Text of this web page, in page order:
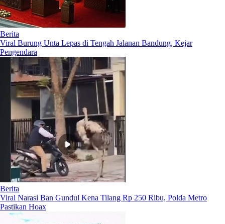
Berita
Viral Burung Unta Lepas di Tengah Jalanan Bandung, Kejar
Pengendara
Berita
Viral Narasi Ban Gundul Kena Tilang Rp 250 Ribu, Polda Metro
Pastikan Hoax